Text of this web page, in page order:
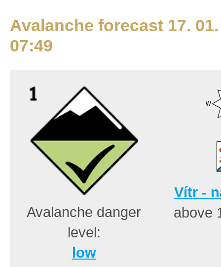
Avalanche forecast 17. 01.
07:49
Avalanche danger
level:
low
Vítr -
above